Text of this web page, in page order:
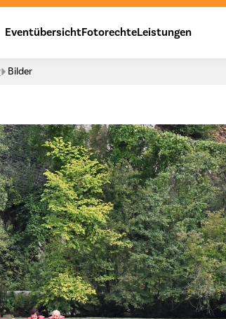
EventübersichtFotorechteLeistungen
Bilder